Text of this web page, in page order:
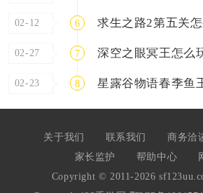
02-12 6 求生之路2第五关
02-27 7 深空之眼冥王怎么
02-23 8 星露谷物语春季鱼
关于我们 联系我们 商务洽
家长监护
帮助中心
Copyright © 2011-2026